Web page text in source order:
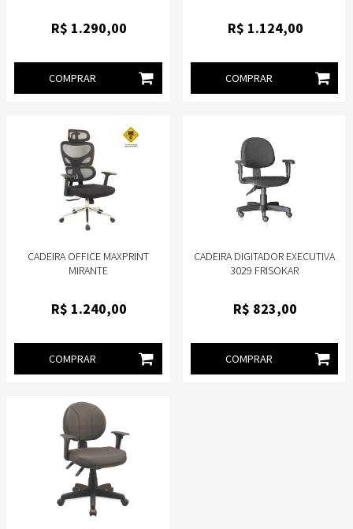
R$ 1.290,00
COMPRAR
R$ 1.124,00
COMPRAR
CADEIRA OFFICE MAXPRINT
MIRANTE
R$ 1.240,00
COMPRAR
CADEIRA DIGITADOR EXECUTIVA
3029 FRISOKAR
R$ 823,00
COMPRAR